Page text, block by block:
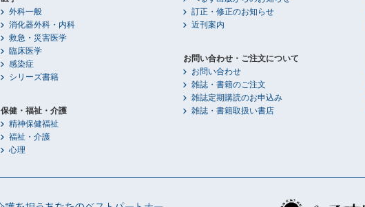
外科一般
消化器外科・内科
救急・災害医学
臨床医学
感染症
シリーズ書籍
保健・福祉・介護
精神保健福祉
福祉・介護
心理
訂正・修正のお知らせ
近刊案内
お問い合わせ・ご注文について
お問い合わせ
雑誌・書籍のご注文
雑誌定期購読のお申込み
雑誌・書籍取扱い書店